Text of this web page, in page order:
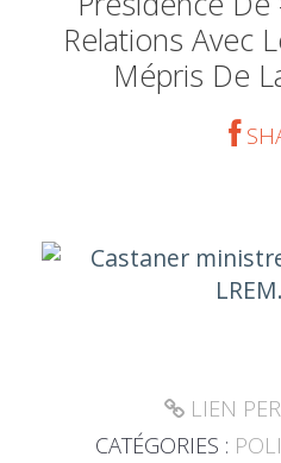
Relations Avec
Mépris De
LIEN
CATÉGORIES :